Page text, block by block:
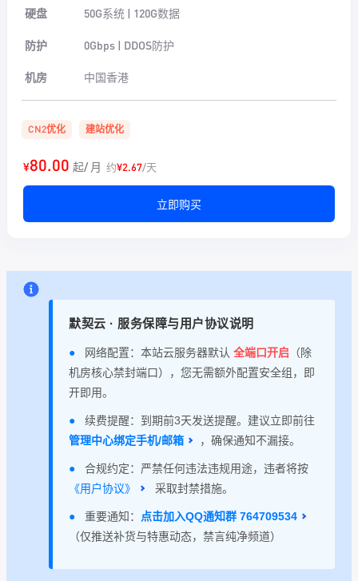
硬盘 50G系统 | 120G数据
防护 0Gbps | DDOS防护
机房 中国香港
CN2优化 建站优化
¥80.00 起/ 月 约¥2.67/天
立即购买
默契云 · 服务保障与用户协议说明
● 网络配置：本站云服务器默认 全端口开启 （除
机房核心禁封端口），您无需额外配置安全组，即
开即用。
●
续费提醒：到期前3天发送提醒。建议立即前往
管理中心绑定手机/邮箱
，确保通知不漏接。
●
合规约定：严禁任何违法违规用途，违者将按
《用户协议》
采取封禁措施。
● 重要通知：
点击加入QQ通知群 764709534
（仅推送补货与特惠动态，禁言纯净频道）